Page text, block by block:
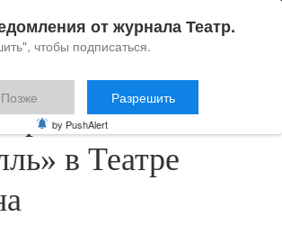
поставит
в Театре
от журнала Театр.
чтобы подписаться.
Позже Разрешить
by PushAlert